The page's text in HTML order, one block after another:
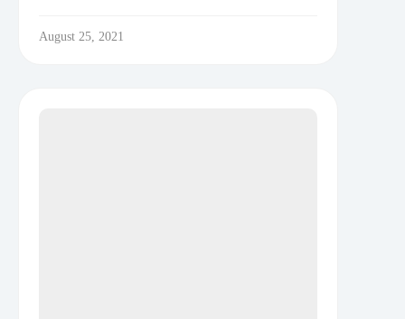
August 25, 2021